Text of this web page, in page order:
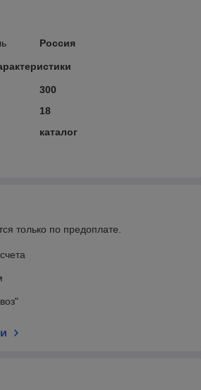
Россия
300
18
каталог
только по предоплате.